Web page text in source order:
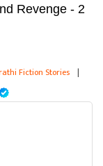
Revenge - 2
Fiction Stories |